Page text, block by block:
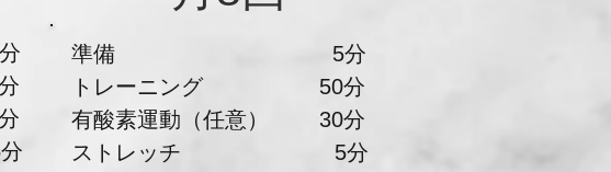
準備 5分
トレーニング 50分
​有酸素運動（任意） 30分
ストレッチ 5分